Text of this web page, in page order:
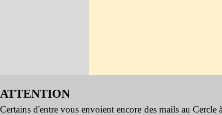
ATTENTION
Certains d'entre vous envoient encore des mails au Cercle